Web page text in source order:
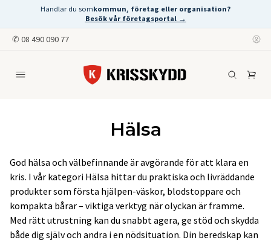
Handlar du somkommun, företag eller organisation?
Besök vår företagsportal →
✆ 08 490 090 77
Hälsa
God hälsa och välbefinnande är avgörande för att klara en
kris. I vår kategori Hälsa hittar du praktiska och livräddande
produkter som första hjälpen-väskor, blodstoppare och
kompakta bårar – viktiga verktyg när olyckan är framme.
Med rätt utrustning kan du snabbt agera, ge stöd och skydda
både dig själv och andra i en nödsituation. Din beredskap kan